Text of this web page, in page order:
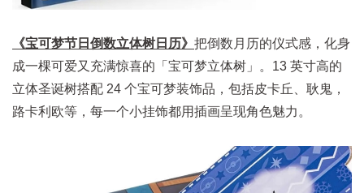
《宝可梦节日倒数立体树日历》 把倒数月历的仪式感，化身
成一棵可爱又充满惊喜的「宝可梦立体树」。13 英寸高的
立体圣诞树搭配 24 个宝可梦装饰品，包括皮卡丘、耿鬼，
路卡利欧等，每一个小挂饰都用插画呈现角色魅力。